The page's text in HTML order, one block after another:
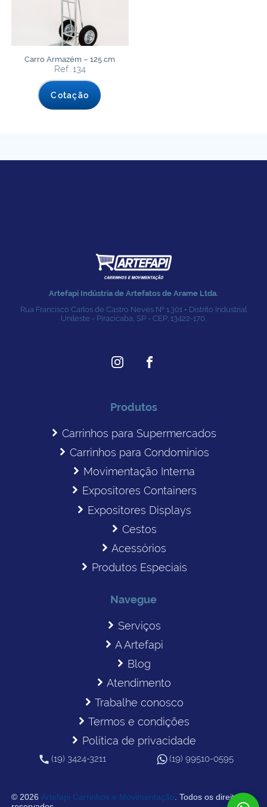
Carro Armazém – 125 cm
Ref. 134
Cotação
Artefapi Indústria de Artefatos de Arame Ltda.
Rua Francisco Carlos de Castro Neves № 1.301 • Distrito Industrial
Unileste - Piracicaba, SP - CEP: 13422-170.
Produtos
Carrinhos para Supermercados
Carrinhos para Condomínios
Movimentação Interna
Expositores Containers
Expositores Displays
Cestos
Acessórios
Produtos Especiais
Navegue
Serviços
A Artefapi
Blog
Atendimento
Trabalhe conosco
Termos e condições
Política de privacidade
(19) 3424-3211 (19) 99510-0595
© 2026 Artefapi Carrinhos e Movimentação. Todos os direitos